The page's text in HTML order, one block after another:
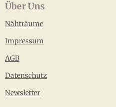
Über Uns
Nähträume
Impressum
AGB
Datenschutz
Newsletter